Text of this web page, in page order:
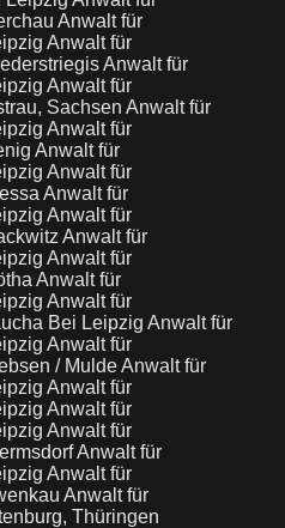
Anwalt für
Anwalt für
Anwalt für
Anwalt für
Sachsen Anwalt für
Anwalt für
Anwalt für
Anwalt für
Anwalt für
Anwalt für
Anwalt für
Anwalt für
Anwalt für
Anwalt für
Bei Leipzig Anwalt für
Anwalt für
/ MuldeAnwalt für
Anwalt für
Anwalt für
Anwalt für
Anwalt für
Anwalt für
Anwalt für
Thüringen